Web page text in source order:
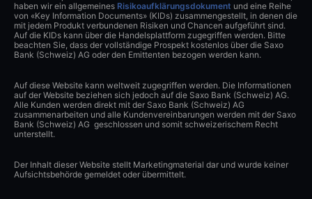
haben wir ein allgemeines Risikoaufklärungsdokument und eine Reihe
von «Key Information Documents» (KIDs) zusammengestellt, in denen die
mit jedem Produkt verbundenen Risiken und Chancen aufgeführt sind.
Auf die KIDs kann über die Handelsplattform zugegriffen werden. Bitte
beachten Sie, dass der vollständige Prospekt kostenlos über die Saxo
Bank (Schweiz) AG oder den Emittenten bezogen werden kann.
Auf diese Website kann weltweit zugegriffen werden. Die Informationen
auf der Website beziehen sich jedoch auf die Saxo Bank (Schweiz) AG.
Alle Kunden werden direkt mit der Saxo Bank (Schweiz) AG
zusammenarbeiten und alle Kundenvereinbarungen werden mit der Saxo
Bank (Schweiz) AG geschlossen und somit schweizerischem Recht
unterstellt.
Der Inhalt dieser Website stellt Marketingmaterial dar und wurde keiner
Aufsichtsbehörde gemeldet oder übermittelt.